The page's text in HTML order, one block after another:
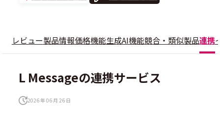
レビュー製品情報価格機能生成AI機能競合・類似製品連携
L Messageの連携サービス
2026 年 06 月 26 日